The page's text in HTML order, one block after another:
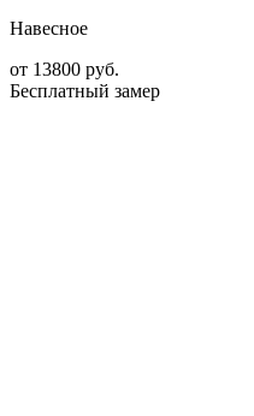
Навесное
от 13800 руб.
Бесплатный замер